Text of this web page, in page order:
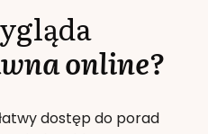
online?
dostęp do porad